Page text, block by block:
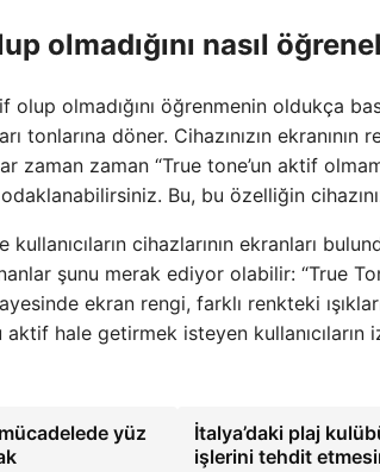
olmadığını nasıl
olmadığını öğrenmenin oldukça
tonlarına döner. Cihazınızın
zaman zaman “True tone’un aktif
Bu, bu özelliğin
cihazlarının ekranları
şunu merak ediyor olabilir: “True
ekran rengi, farklı renkteki
aktif hale getirmek isteyen
yüz
İtalya’daki plaj
işlerini tehdit